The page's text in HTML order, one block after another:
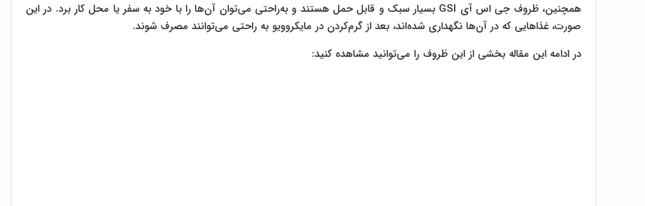
همچنین، ظروف جی اس آی GSI بسیار سبک و قابل حمل هستند و به‌راحتی می‌توان آن‌ها را با خود به سفر یا محل کار برد. در این
صورت، غذاهایی که در آن‌ها نگهداری شده‌اند، بعد از گرم‌کردن در مایکروویو به راحتی می‌توانند مصرف شوند.
در ادامه این مقاله بخشی از این ظروف را می‌توانید مشاهده کنید: